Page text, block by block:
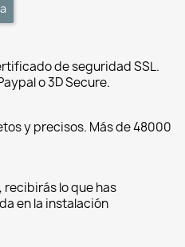
de seguridad SSL.
o 3D Secure.
y precisos. Más de 48000
lo que has
en la instalación